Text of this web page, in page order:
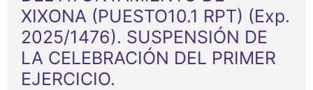
XIXONA (PUESTO10.1 RPT) (Exp.
2025/1476). SUSPENSIÓN DE
LA CELEBRACIÓN DEL PRIMER
EJERCICIO.